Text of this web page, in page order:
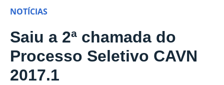
NOTÍCIAS
Saiu a 2ª chamada do
Processo Seletivo CAVN
2017.1